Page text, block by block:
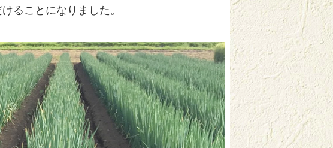
ることになりました。